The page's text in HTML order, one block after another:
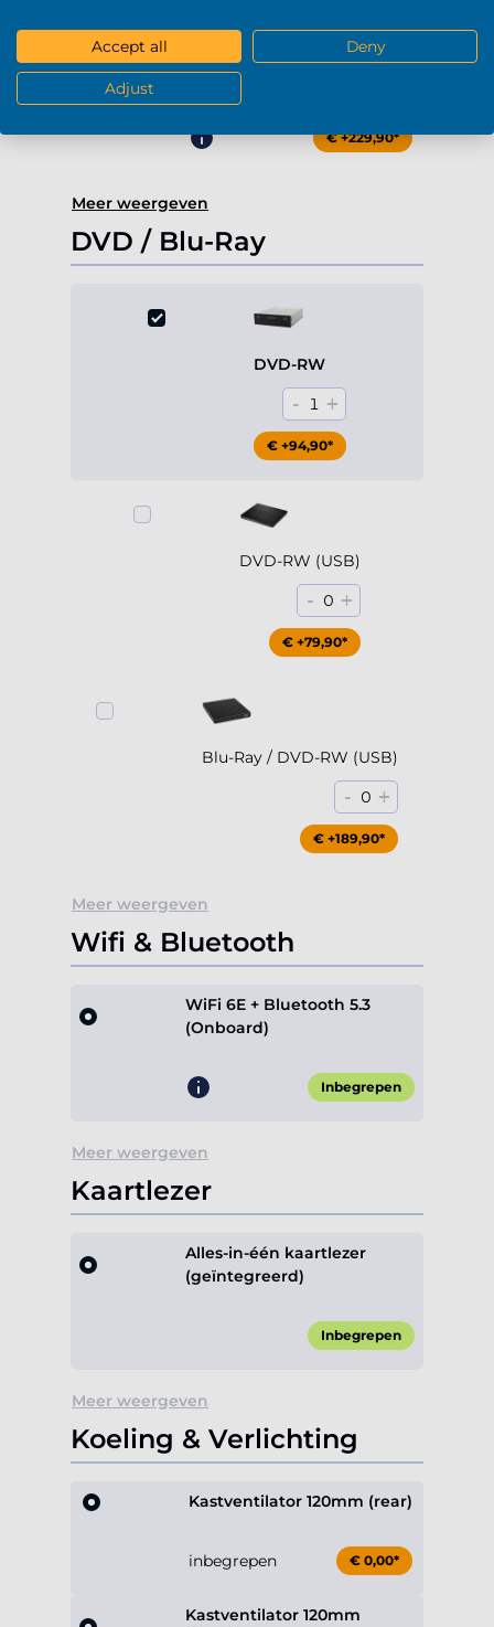
4000Gb HDD 7200rpm (3.5'')
€ +229,90*
Meer weergeven
DVD / Blu-Ray
DVD-RW
- 1 +
€ +94,90*
DVD-RW (USB)
- 0 +
€ +79,90*
Blu-Ray / DVD-RW (USB)
- 0 +
€ +189,90*
Meer weergeven
Wifi & Bluetooth
WiFi 6E + Bluetooth 5.3
(Onboard)
Inbegrepen
Meer weergeven
Kaartlezer
Alles-in-één kaartlezer
(geïntegreerd)
Inbegrepen
Meer weergeven
Koeling & Verlichting
Kastventilator 120mm (rear)
inbegrepen € 0,00*
Kastventilator 120mm
Accept all Deny
Adjust